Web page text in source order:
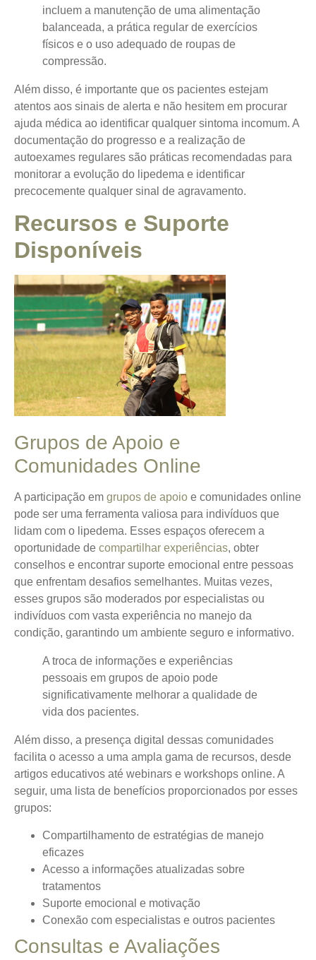
incluem a manutenção de uma alimentação
balanceada, a prática regular de exercícios
físicos e o uso adequado de roupas de
compressão.
Além disso, é importante que os pacientes estejam
atentos aos sinais de alerta e não hesitem em procurar
ajuda médica ao identificar qualquer sintoma incomum. A
documentação do progresso e a realização de
autoexames regulares são práticas recomendadas para
monitorar a evolução do lipedema e identificar
precocemente qualquer sinal de agravamento.
Recursos e Suporte
Disponíveis
Grupos de Apoio e
Comunidades Online
A participação em grupos de apoio e comunidades online
pode ser uma ferramenta valiosa para indivíduos que
lidam com o lipedema. Esses espaços oferecem a
oportunidade de compartilhar experiências, obter
conselhos e encontrar suporte emocional entre pessoas
que enfrentam desafios semelhantes. Muitas vezes,
esses grupos são moderados por especialistas ou
indivíduos com vasta experiência no manejo da
condição, garantindo um ambiente seguro e informativo.
A troca de informações e experiências
pessoais em grupos de apoio pode
significativamente melhorar a qualidade de
vida dos pacientes.
Além disso, a presença digital dessas comunidades
facilita o acesso a uma ampla gama de recursos, desde
artigos educativos até webinars e workshops online. A
seguir, uma lista de benefícios proporcionados por esses
grupos:
Compartilhamento de estratégias de manejo
eficazes
Acesso a informações atualizadas sobre
tratamentos
Suporte emocional e motivação
Conexão com especialistas e outros pacientes
Consultas e Avaliações